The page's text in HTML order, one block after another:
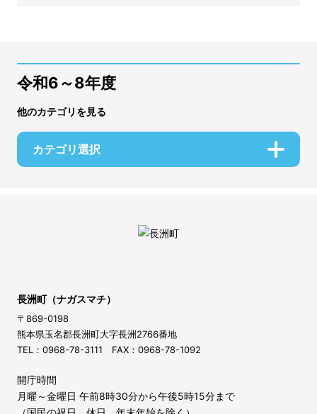
令和6～8年度
他のカテゴリを見る
カテゴリ選択
長洲町（ナガスマチ）
〒869-0198
熊本県玉名郡長洲町大字長洲2766番地
TEL：0968-78-3111 FAX：0968-78-1092
開庁時間
月曜～金曜日 午前8時30分から午後5時15分まで